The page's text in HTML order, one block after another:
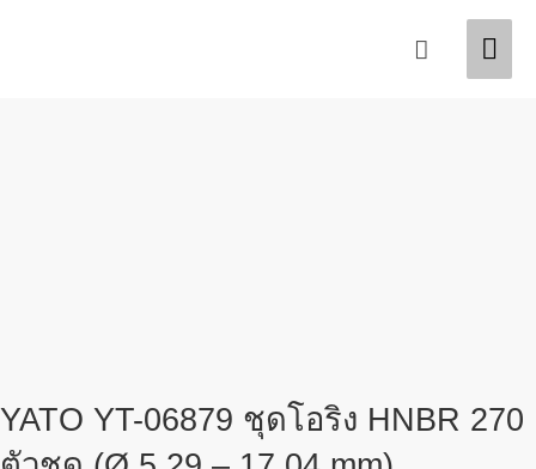
Search
YATO YT-06879 ชุดโอริง HNBR 270